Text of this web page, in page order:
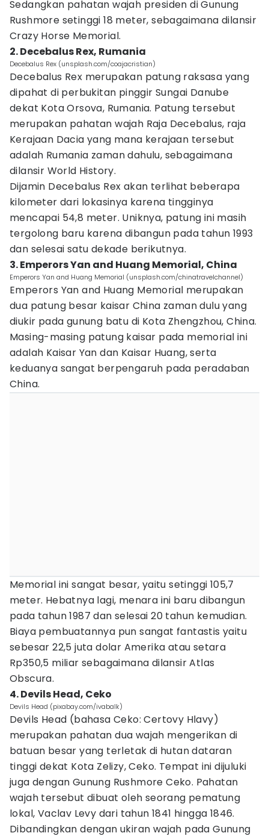
Sedangkan pahatan wajah presiden di Gunung
Rushmore setinggi 18 meter, sebagaimana dilansir
Crazy Horse Memorial.
2. Decebalus Rex, Rumania
Decebalus Rex (unsplash.com/coajacristian)
Decebalus Rex merupakan patung raksasa yang
dipahat di perbukitan pinggir Sungai Danube
dekat Kota Orsova, Rumania. Patung tersebut
merupakan pahatan wajah Raja Decebalus, raja
Kerajaan Dacia yang mana kerajaan tersebut
adalah Rumania zaman dahulu, sebagaimana
dilansir World History.
Dijamin Decebalus Rex akan terlihat beberapa
kilometer dari lokasinya karena tingginya
mencapai 54,8 meter. Uniknya, patung ini masih
tergolong baru karena dibangun pada tahun 1993
dan selesai satu dekade berikutnya.
3. Emperors Yan and Huang Memorial, China
Emperors Yan and Huang Memorial (unsplash.com/chinatravelchannel)
Emperors Yan and Huang Memorial merupakan
dua patung besar kaisar China zaman dulu yang
diukir pada gunung batu di Kota Zhengzhou, China.
Masing-masing patung kaisar pada memorial ini
adalah Kaisar Yan dan Kaisar Huang, serta
keduanya sangat berpengaruh pada peradaban
China.
Memorial ini sangat besar, yaitu setinggi 105,7
meter. Hebatnya lagi, menara ini baru dibangun
pada tahun 1987 dan selesai 20 tahun kemudian.
Biaya pembuatannya pun sangat fantastis yaitu
sebesar 22,5 juta dolar Amerika atau setara
Rp350,5 miliar sebagaimana dilansir Atlas
Obscura.
4. Devils Head, Ceko
Devils Head (pixabay.com/ivabalk)
Devils Head (bahasa Ceko: Certovy Hlavy)
merupakan pahatan dua wajah mengerikan di
batuan besar yang terletak di hutan dataran
tinggi dekat Kota Zelizy, Ceko. Tempat ini dijuluki
juga dengan Gunung Rushmore Ceko. Pahatan
wajah tersebut dibuat oleh seorang pematung
lokal, Vaclav Levy dari tahun 1841 hingga 1846.
Dibandingkan dengan ukiran wajah pada Gunung